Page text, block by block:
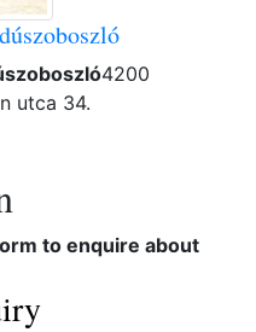
4200
utca 34.
to enquire about